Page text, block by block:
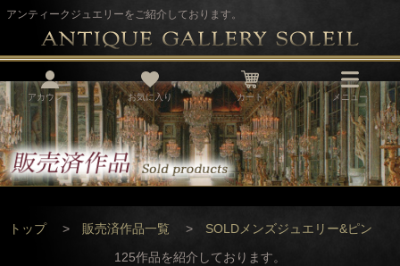
アンティークジュエリーをご紹介しております。
アカウント お気に入り カート メニュー
トップ> 販売済作品一覧 > SOLDメンズジュエリー&ピン
125作品を紹介しております。